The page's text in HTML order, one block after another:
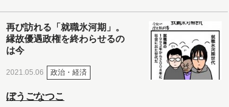
再び訪れる「就職氷河期」。
縁故優遇政権を終わらせるの
は今
2021.05.06 政治・経済
ぼうごなつこ